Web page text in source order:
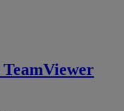
TeamViewer